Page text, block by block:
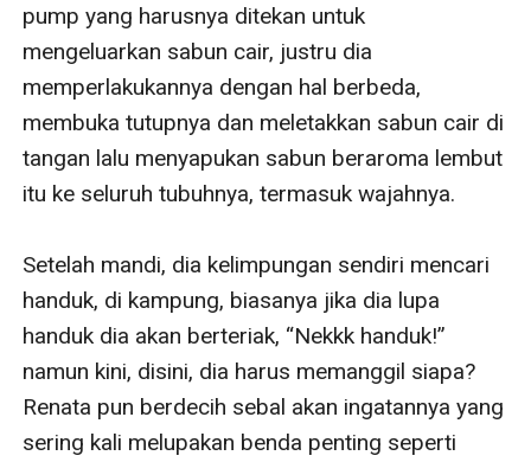
pump yang harusnya ditekan untuk
mengeluarkan sabun cair, justru dia
memperlakukannya dengan hal berbeda,
membuka tutupnya dan meletakkan sabun cair di
tangan lalu menyapukan sabun beraroma lembut
itu ke seluruh tubuhnya, termasuk wajahnya.
Setelah mandi, dia kelimpungan sendiri mencari
handuk, di kampung, biasanya jika dia lupa
handuk dia akan berteriak, “Nekkk handuk!”
namun kini, disini, dia harus memanggil siapa?
Renata pun berdecih sebal akan ingatannya yang
sering kali melupakan benda penting seperti